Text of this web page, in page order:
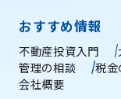
おすすめ情報
不動産投資入門
管理の相談
税
会社概要